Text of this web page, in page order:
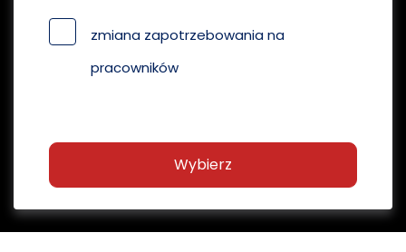
zmiana zapotrzebowania na
pracowników
Wybierz